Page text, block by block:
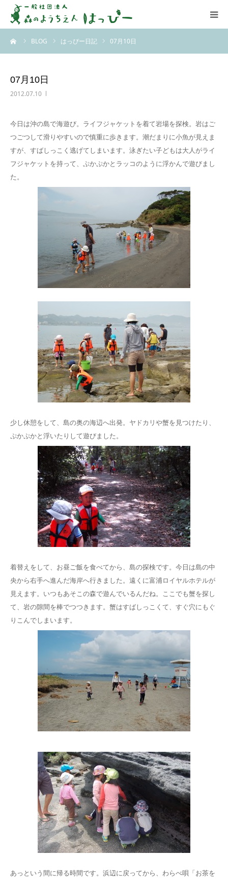
BLOG はっぴー日記 07月10日
07月10日
2012.07.10
今日は沖の島で海遊び。ライフジャケットを着て岩場を探検。岩はご
つごつして滑りやすいので慎重に歩きます。潮だまりに小魚が見えま
すが、すばしっこく逃げてしまいます。泳ぎたい子どもは大人がライ
フジャケットを持って、ぷかぷかとラッコのように浮かんで遊びまし
た。
少し休憩をして、島の奥の海辺へ出発。ヤドカリや蟹を見つけたり、
ぷかぷかと浮いたりして遊びました。
着替えをして、お昼ご飯を食べてから、島の探検です。今日は島の中
央から右手へ進んだ海岸へ行きました。遠くに富浦ロイヤルホテルが
見えます。いつもあそこの森で遊んでいるんだね。ここでも蟹を探し
て、岩の隙間を棒でつつきます。蟹はすばしっこくて、すぐ穴にもぐ
りこんでしまいます。
あっという間に帰る時間です。浜辺に戻ってから、わらべ唄「お茶を
はっぴーについて
アクセス